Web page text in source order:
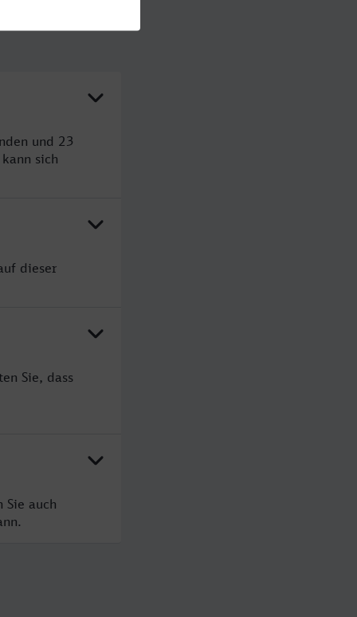
und 23
sich
dieser
Sie, dass
auch